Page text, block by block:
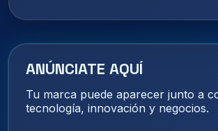
ANÚNCIATE AQUÍ
Tu marca puede aparecer junto a
tecnología, innovación y negocios.